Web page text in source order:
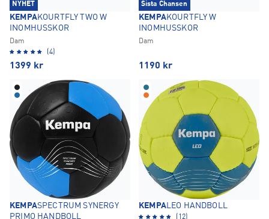
NYHET
KEMPAKOURTFLY TWO W
INOMHUSSKOR
Dam
(4)
1399 kr
Sista Chansen
KEMPAKOURTFLY W
INOMHUSSKOR
Dam
1190 kr
KEMPASPECTRUM SYNERGY
PRIMO HANDBOLL
KEMPALEO HANDBOLL
(12)